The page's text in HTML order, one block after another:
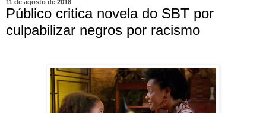
11 de agosto de 2018
Público critica novela do SBT por
culpabilizar negros por racismo